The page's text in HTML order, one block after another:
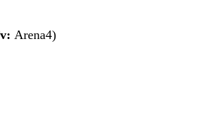
Arena4)